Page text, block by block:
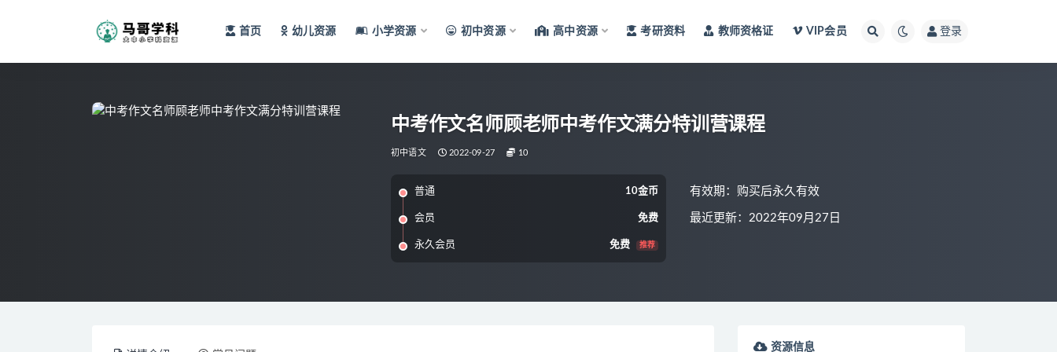
首页 幼儿资源 小学资源 初中资源 高中资源 考研资料 教师资格证 VIP会员 登录
中考作文名师顾老师中考作文满分特训营课程
初中语文 2022-09-27 10
普通 10金币
会员 免费
永久会员 免费 推荐
有效期：购买后永久有效
最近更新：2022年09月27日
资源信息